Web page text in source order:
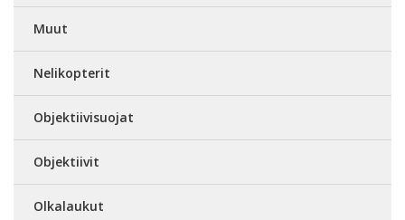
Muut
Nelikopterit
Objektiivisuojat
Objektiivit
Olkalaukut